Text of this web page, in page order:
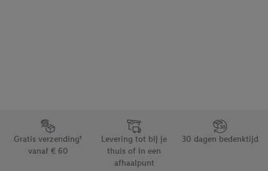
Footerelement met de verschillende USPs van Lidl.be
Gratis verzending¹
vanaf € 60
Levering tot bij je
thuis of in een
afhaalpunt
30 dagen bedenktijd